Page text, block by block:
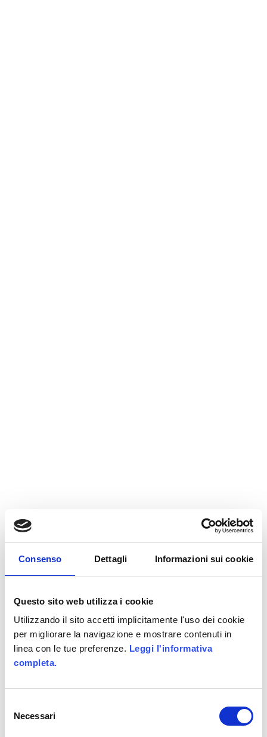
Consenso Dettagli Informazioni sui cookie
Questo sito web utilizza i cookie
Utilizzando il sito accetti implicitamente l'uso dei cookie
per migliorare la navigazione e mostrare contenuti in
linea con le tue preferenze. Leggi l'informativa
completa.
delNecessari